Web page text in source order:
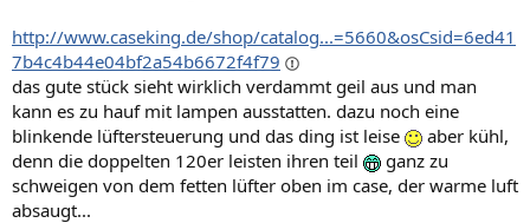
http://www.caseking.de/shop/catalog...=5660&osCsid=6ed41
7b4c4b44e04bf2a54b6672f4f79
das gute stück sieht wirklich verdammt geil aus und man
kann es zu hauf mit lampen ausstatten. dazu noch eine
blinkende lüftersteuerung und das ding ist leise
aber kühl,
denn die doppelten 120er leisten ihren teil
ganz zu
schweigen von dem fetten lüfter oben im case, der warme luft
absaugt...